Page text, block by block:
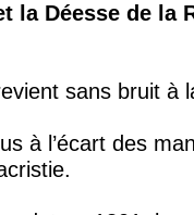
la Déesse de la
sans bruit à
à l’écart des